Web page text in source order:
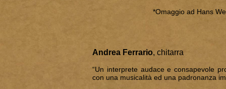
*Omaggio ad Hans
Andrea Ferrario, chitarra
“Un interprete audace e consapevole
con una musicalità ed una padronanza